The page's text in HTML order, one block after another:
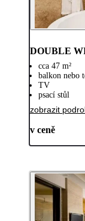
DOUBLE
cca 47 m²
balkon nebo
TV
psací stůl
zobrazit
v ceně